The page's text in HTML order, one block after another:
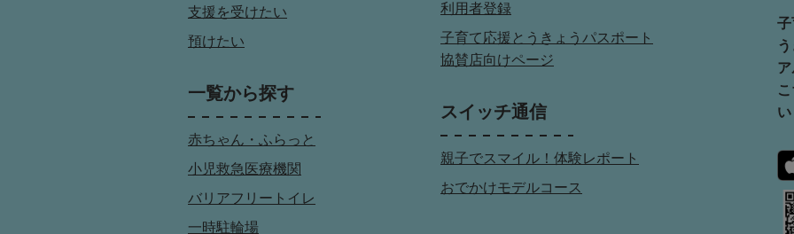
支援を受けたい
預けたい
一覧から探す
赤ちゃん・ふらっと
小児救急医療機関
バリアフリートイレ
一時駐輪場
利用者登録
子育て応援とうきょうパスポート
協賛店向けページ
スイッチ通信
親子でスマイル！体験レポート
おでかけモデルコース
子